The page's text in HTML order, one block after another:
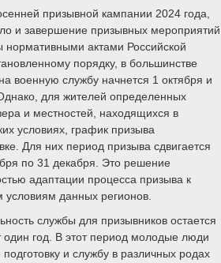
призывной кампании 2024 года,
и завершение призывных мероприятий
нормативными актами Российской
порядку, в большинстве
военную службу начнется 1 октября и
для жителей определенных
и местностей, находящихся в
условиях, график призыва
Для них период призыва сдвигается
по 31 декабря. Это решение
адаптации процесса призыва к
данных регионов.
службы для призывников остается
один год. В этот период молодые люди
и службу в различных родах